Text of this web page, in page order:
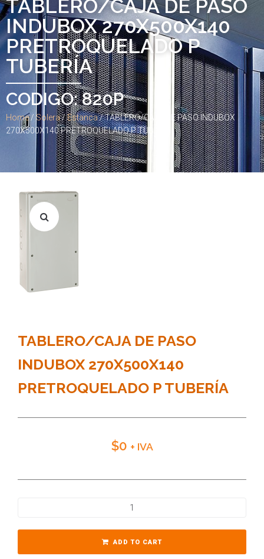
TABLERO/CAJA DE PASO
INDUBOX 270X500X140
PRETROQUELADO P
TUBERÍA
CODIGO: 820P
Home/ Solera/Estanca/ TABLERO/CAJA DE PASO INDUBOX
270X500X140 PRETROQUELADO P TUBERÍA
TABLERO/CAJA DE PASO
INDUBOX 270X500X140
PRETROQUELADO P TUBERÍA
$0 + IVA
ADD TO CART